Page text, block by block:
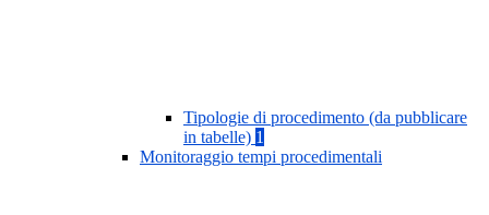
Tipologie di procedimento (da pubblicare
in tabelle) 1
Monitoraggio tempi procedimentali